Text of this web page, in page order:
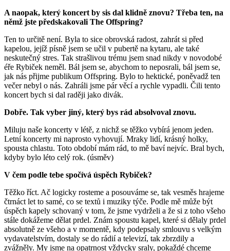
A naopak, který koncert by sis dal klidně znovu? Třeba ten, na
němž jste předskakovali The Offspring?
Ten to určitě není. Byla to sice obrovská radost, zahrát si před
kapelou, jejíž písně jsem se učil v pubertě na kytaru, ale také
neskutečný stres. Tak strašlivou trému jsem snad nikdy v novodobé
éře Rybiček neměl. Bál jsem se, abychom to neposrali, bál jsem se,
jak nás přijme publikum Offspring. Bylo to hektické, poněvadž ten
večer nebyl o nás. Zahráli jsme pár věcí a rychle vypadli. Čili tento
koncert bych si dal raději jako divák.
Dobře. Tak vyber jiný, který bys rád absolvoval znovu.
Miluju naše koncerty v létě, z nichž se těžko vybírá jenom jeden.
Letní koncerty mi naprosto vyhovují. Mraky lidí, krásný holky,
spousta chlastu. Toto období mám rád, to mě baví nejvíc. Bral bych,
kdyby bylo léto celý rok. (úsměv)
V čem podle tebe spočívá úspěch Rybiček?
Těžko říct. Ač logicky rosteme a posouváme se, tak vesměs hrajeme
čtrnáct let to samé, co se textů i muziky týče. Podle mě může být
úspěch kapely schovaný v tom, že jsme vydrželi a že si z toho všeho
stále dokážeme dělat prdel. Znám spoustu kapel, které si dělaly prdel
absolutně ze všeho a v momentě, kdy podepsaly smlouvu s velkým
vydavatelstvím, dostaly se do rádií a televizí, tak zbrzdily a
zvážněly. My jsme na opatrnost vždycky sraly, pokaždé chceme